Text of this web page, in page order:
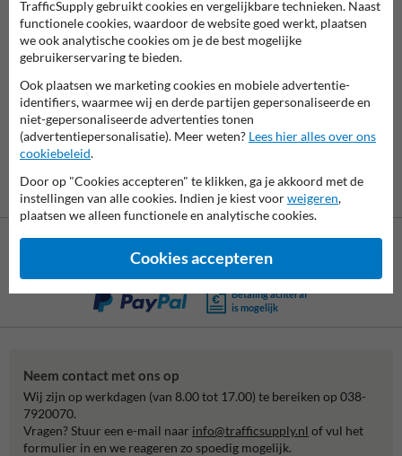
7062reviews
Betaling achteraf
is mogelijk
Neem contact met ons op
Wij zijn op werkdagen (van 8.00 tot 17.00) te bereiken op 038-
7920070.
Vragen? Stuur een e-mail naar info@trafficsupply.nl of vul het
formulier in en we reageren zo spoedig mogelijk.
TrafficSupply gebruikt cookies en vergelijkbare technieken. Naast
functionele cookies, waardoor de website goed werkt, plaatsen
we ook analytische cookies om je de best mogelijke
gebruikerservaring te bieden.
Ook plaatsen we marketing cookies en mobiele advertentie-
identifiers, waarmee wij en derde partijen gepersonaliseerde en
niet-gepersonaliseerde advertenties tonen
(advertentiepersonalisatie). Meer weten? Lees hier alles over ons
cookiebeleid.
Door op "Cookies accepteren" te klikken, ga je akkoord met de
instellingen van alle cookies. Indien je kiest voorweigeren,
plaatsen we alleen functionele en analytische cookies.
Cookies accepteren